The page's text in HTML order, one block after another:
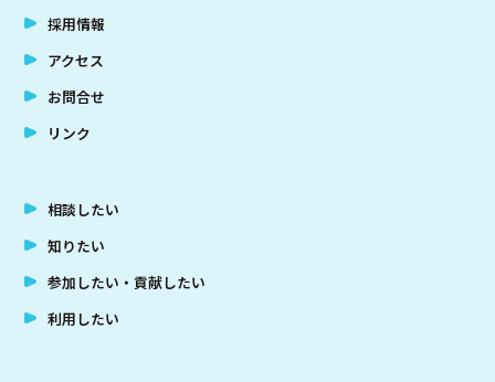
採用情報
アクセス
お問合せ
リンク
相談したい
知りたい
参加したい・貢献したい
利用したい